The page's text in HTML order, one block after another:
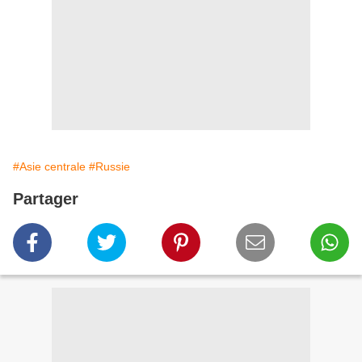
#Asie centrale #Russie
Partager